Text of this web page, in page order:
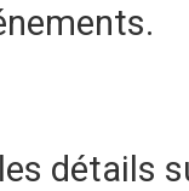
détails